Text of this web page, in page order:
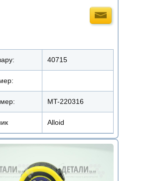
40715
MT-220316
Alloid